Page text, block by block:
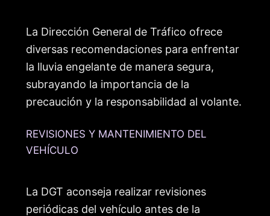
La Dirección General de Tráfico ofrece
diversas recomendaciones para enfrentar
la lluvia engelante de manera segura,
subrayando la importancia de la
precaución y la responsabilidad al volante.
REVISIONES Y MANTENIMIENTO DEL
VEHÍCULO
La DGT aconseja realizar revisiones
periódicas del vehículo antes de la